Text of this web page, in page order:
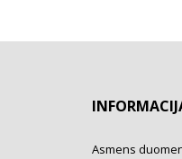
Asmens